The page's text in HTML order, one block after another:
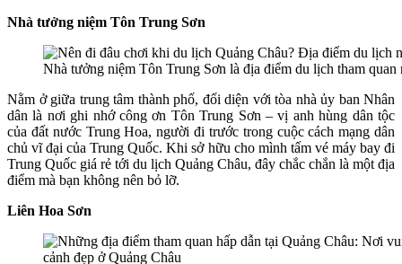
Nhà tưởng niệm Tôn Trung Sơn
Nhà tưởng niệm Tôn Trung Sơn là địa điểm du lịch tham quan
Nằm ở giữa trung tâm thành phố, đối diện với tòa nhà ủy ban Nhân
dân là nơi ghi nhớ công ơn Tôn Trung Sơn – vị anh hùng dân tộc
của đất nước Trung Hoa, người đi trước trong cuộc cách mạng dân
chủ vĩ đại của Trung Quốc. Khi sở hữu cho mình tấm vé máy bay đi
Trung Quốc giá rẻ tới du lịch Quảng Châu, đây chắc chắn là một địa
điểm mà bạn không nên bỏ lỡ.
Liên Hoa Sơn